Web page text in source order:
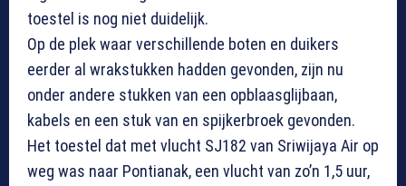
toestel is nog niet duidelijk.
Op de plek waar verschillende boten en duikers
eerder al wrakstukken hadden gevonden, zijn nu
onder andere stukken van een opblaasglijbaan,
kabels en een stuk van en spijkerbroek gevonden.
Het toestel dat met vlucht SJ182 van Sriwijaya Air op
weg was naar Pontianak, een vlucht van zo’n 1,5 uur,